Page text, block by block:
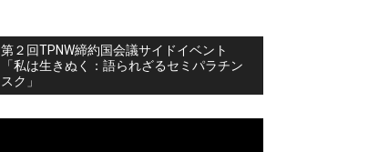
第２回TPNW締約国会議サイドイベント
「私は生きぬく：語られざるセミパラチン
スク」